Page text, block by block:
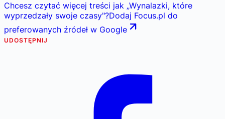
Chcesz czytać więcej treści jak „Wynalazki, które
wyprzedzały swoje czasy"?Dodaj Focus.pl do
preferowanych źródeł w Google
UDOSTĘPNIJ